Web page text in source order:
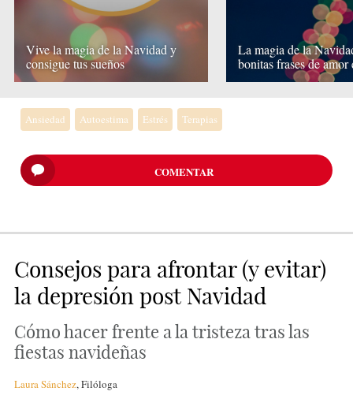
Vive la magia de la Navidad y
consigue tus sueños
La magia de la
bonitas frases de amor
Ansiedad Autoestima Estrés Terapias
COMENTAR
Consejos para afrontar (y evitar)
la depresión post Navidad
Cómo hacer frente a la tristeza tras las
fiestas navideñas
Laura Sánchez,Filóloga